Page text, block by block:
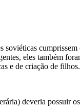
soviéticas cumprissem
eles também
e de criação de filhos.
deveria possuir